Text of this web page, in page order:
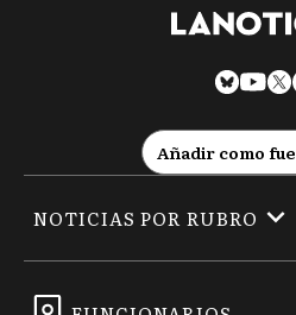
Añadir como
NOTICIAS POR RUBRO